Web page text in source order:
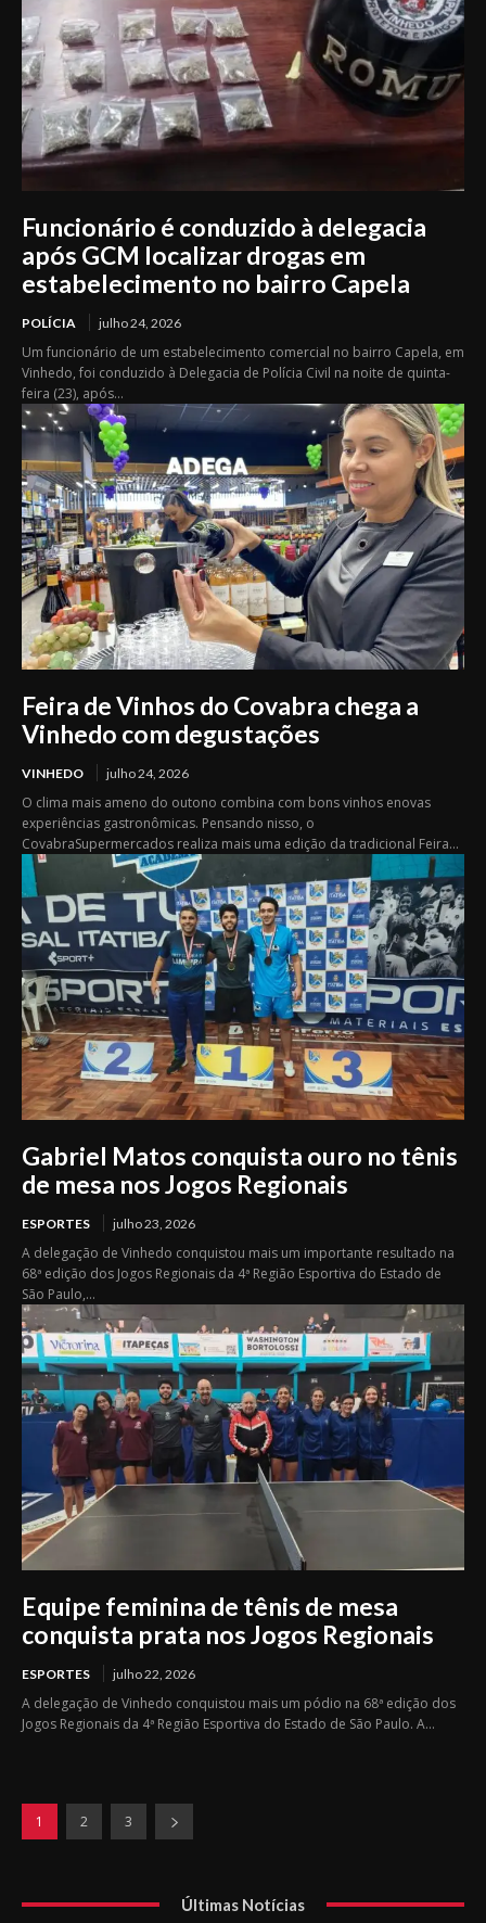
Funcionário é conduzido à delegacia
após GCM localizar drogas em
estabelecimento no bairro Capela
POLÍCIA julho 24, 2026
Um funcionário de um estabelecimento comercial no bairro Capela, em
Vinhedo, foi conduzido à Delegacia de Polícia Civil na noite de quinta-
feira (23), após...
Feira de Vinhos do Covabra chega a
Vinhedo com degustações
VINHEDO julho 24, 2026
O clima mais ameno do outono combina com bons vinhos enovas
experiências gastronômicas. Pensando nisso, o
CovabraSupermercados realiza mais uma edição da tradicional Feira...
Gabriel Matos conquista ouro no tênis
de mesa nos Jogos Regionais
ESPORTES julho 23, 2026
A delegação de Vinhedo conquistou mais um importante resultado na
68ª edição dos Jogos Regionais da 4ª Região Esportiva do Estado de
São Paulo,...
Equipe feminina de tênis de mesa
conquista prata nos Jogos Regionais
ESPORTES julho 22, 2026
A delegação de Vinhedo conquistou mais um pódio na 68ª edição dos
Jogos Regionais da 4ª Região Esportiva do Estado de São Paulo. A...
1 2 3
Últimas Notícias